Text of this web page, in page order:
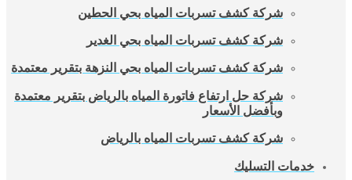
شركة كشف تسربات المياه بحي الحطين
شركة كشف تسربات المياه بحي الغدير
شركة كشف تسربات المياه بحي النزهة بتقرير معتمدة
شركة حل ارتفاع فاتورة المياه بالرياض بتقرير معتمدة
وبأفضل الأسعار
شركة كشف تسربات المياه بالرياض
خدمات التسليك